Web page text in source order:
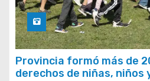
Provincia formó más de
derechos de niñas, niños